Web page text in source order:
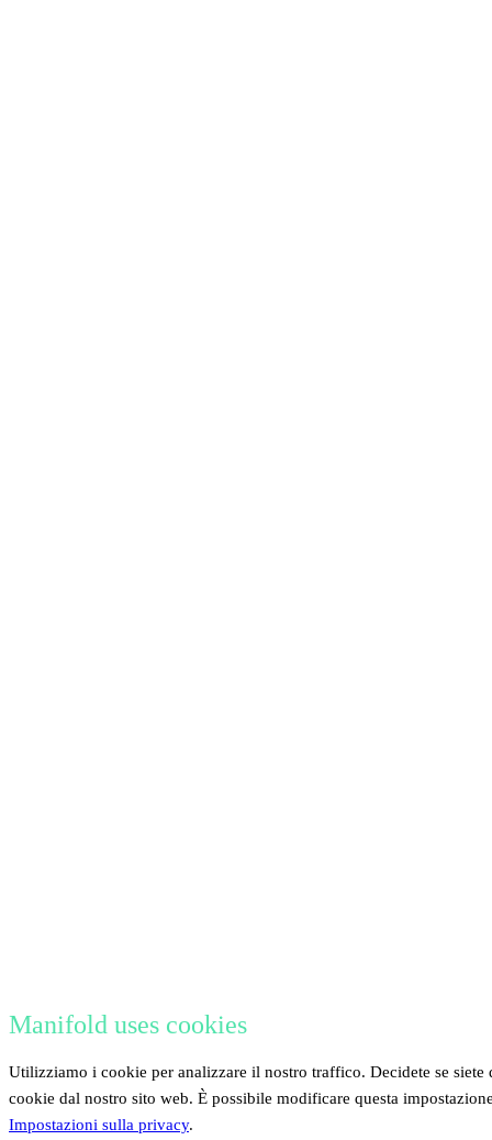
Manifold uses cookies
Utilizziamo i cookie per analizzare il nostro traffico. Decidete se siete
cookie dal nostro sito web. È possibile modificare questa
Impostazioni sulla privacy.